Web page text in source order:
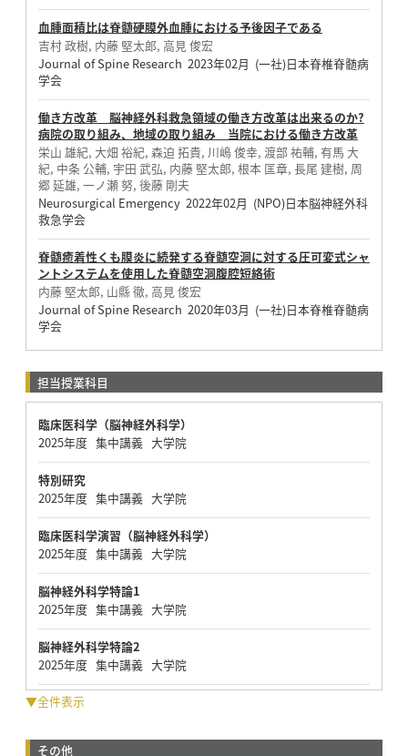
血腫面積比は脊髄硬膜外血腫における予後因子である
吉村 政樹, 内藤 堅太郎, 高見 俊宏
Journal of Spine Research 2023年02月 (一社)日本脊椎脊髄病
学会
働き方改革 脳神経外科救急領域の働き方改革は出来るのか?
病院の取り組み、地域の取り組み 当院における働き方改革
栄山 雄紀, 大畑 裕紀, 森迫 拓貴, 川嶋 俊幸, 渡部 祐輔, 有馬 大
紀, 中条 公輔, 宇田 武弘, 内藤 堅太郎, 根本 匡章, 長尾 建樹, 周
郷 延雄, 一ノ瀬 努, 後藤 剛夫
Neurosurgical Emergency 2022年02月 (NPO)日本脳神経外科
救急学会
脊髄癒着性くも膜炎に続発する脊髄空洞に対する圧可変式シャ
ントシステムを使用した脊髄空洞腹腔短絡術
内藤 堅太郎, 山縣 徹, 高見 俊宏
Journal of Spine Research 2020年03月 (一社)日本脊椎脊髄病
学会
担当授業科目
臨床医科学（脳神経外科学）
2025年度 集中講義 大学院
特別研究
2025年度 集中講義 大学院
臨床医科学演習（脳神経外科学）
2025年度 集中講義 大学院
脳神経外科学特論1
2025年度 集中講義 大学院
脳神経外科学特論2
2025年度 集中講義 大学院
▼全件表示
その他